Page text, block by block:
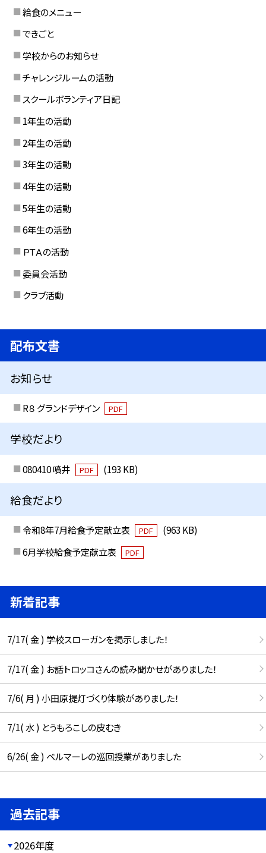
給食のメニュー
できごと
学校からのお知らせ
チャレンジルームの活動
スクールボランティア日記
1年生の活動
2年生の活動
3年生の活動
4年生の活動
5年生の活動
6年生の活動
ＰＴＡの活動
委員会活動
クラブ活動
配布文書
お知らせ
R８ グランドデザイン PDF
学校だより
080410 噴井 PDF (193 KB)
給食だより
令和8年7月給食予定献立表 PDF
(963 KB)
6月学校給食予定献立表
PDF
新着記事
7/17( 金 ) 学校スローガンを掲示しました！
7/17( 金 ) お話トロッコさんの読み聞かせがありました！
7/6( 月 ) 小田原提灯づくり体験がありました！
7/1( 水 ) とうもろこしの皮むき
6/26( 金 ) ベルマーレの巡回授業がありました
過去記事
2026年度